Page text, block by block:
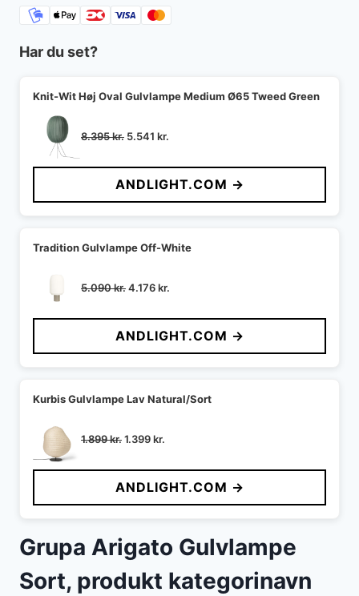
Har du set?
Knit-Wit Høj Oval Gulvlampe Medium Ø65 Tweed Green
8.395kr. Den
pris
var:
8.395 kr..
5.541 kr.
pris
er:
5.541 kr..
ANDLIGHT.COM →
Tradition Gulvlampe Off-White
5.090kr.Den
pris
var:
5.090 kr..
4.176kr.
pris
er:
4.176 kr..
ANDLIGHT.COM →
Kurbis Gulvlampe Lav Natural/Sort
1.899kr.Den
pris
var:
1.899 kr..
1.399kr.
pris
er:
1.399 kr..
ANDLIGHT.COM →
Grupa Arigato Gulvlampe
Sort, produkt kategorinavn